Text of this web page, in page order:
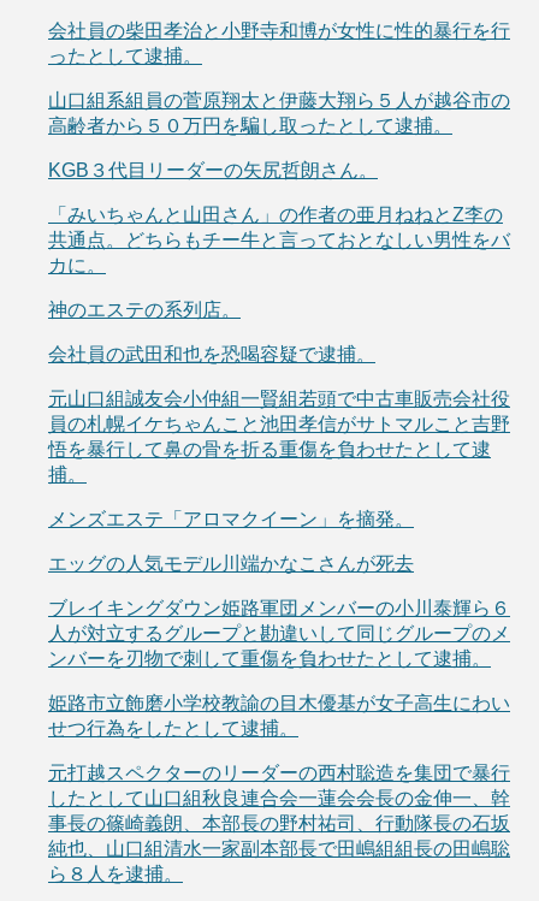
会社員の柴田孝治と小野寺和博が女性に性的暴行を行
ったとして逮捕。
山口組系組員の菅原翔太と伊藤大翔ら５人が越谷市の
高齢者から５０万円を騙し取ったとして逮捕。
KGB３代目リーダーの矢尻哲朗さん。
「みいちゃんと山田さん」の作者の亜月ねねとZ李の
共通点。どちらもチー牛と言っておとなしい男性をバ
カに。
神のエステの系列店。
会社員の武田和也を恐喝容疑で逮捕。
元山口組誠友会小仲組一賢組若頭で中古車販売会社役
員の札幌イケちゃんこと池田孝信がサトマルこと吉野
悟を暴行して鼻の骨を折る重傷を負わせたとして逮
捕。
メンズエステ「アロマクイーン」を摘発。
エッグの人気モデル川端かなこさんが死去
ブレイキングダウン姫路軍団メンバーの小川泰輝ら６
人が対立するグループと勘違いして同じグループのメ
ンバーを刃物で刺して重傷を負わせたとして逮捕。
姫路市立飾磨小学校教諭の目木優基が女子高生にわい
せつ行為をしたとして逮捕。
元打越スペクターのリーダーの西村聡造を集団で暴行
したとして山口組秋良連合会一蓮会会長の金伸一、幹
事長の篠崎義朗、本部長の野村祐司、行動隊長の石坂
純也、山口組清水一家副本部長で田嶋組組長の田嶋聡
ら８人を逮捕。